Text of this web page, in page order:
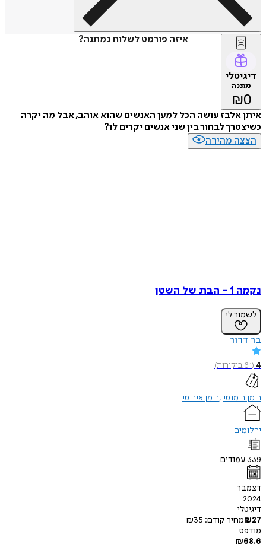
איזה פורמט לשלוח כמתנה?
דיגיטלי
מתנה
₪0
איתן אלבז עושה הכל למען האנשים שהוא אוהב, אבל מה יקרה
כשיצטרך לבחור בין שני אנשים יקרים לו?
הצצה מהירה
נקמה 1 - הבת של השטן
לשמור לי
בר דרור
4
(
61ביקורות)
רומן רומנטי רומן אירוטי
יהלומים
339 עמודים
דצמבר
2024
דיגיטלי
₪27 מחיר קודם: ₪35
מודפס
₪68.6